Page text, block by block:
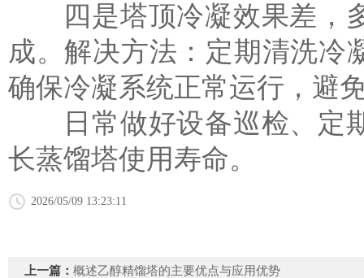
四是塔顶冷凝效果差，多
成。解决方法：定期清洗冷
确保冷凝系统正常运行，避
日常做好设备巡检、定期
长蒸馏塔使用寿命。
2026/05/09 13:23:11
上一篇： 概述乙醇精馏塔的主要优点与应用优势